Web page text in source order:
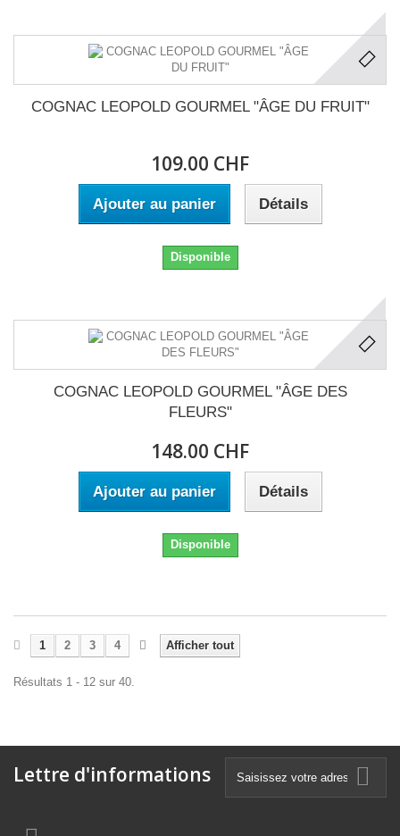
COGNAC LEOPOLD GOURMEL "ÂGE DU FRUIT"
109.00 CHF
Ajouter au panier Détails
Disponible
COGNAC LEOPOLD GOURMEL "ÂGE DES
FLEURS"
148.00 CHF
Ajouter au panier Détails
Disponible
Afficher tout
1 2 3 4
Résultats 1 - 12 sur 40.
Lettre d'informations